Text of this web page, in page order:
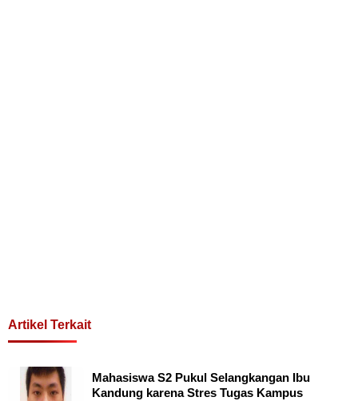
Artikel Terkait
Mahasiswa S2 Pukul Selangkangan Ibu
Kandung karena Stres Tugas Kampus